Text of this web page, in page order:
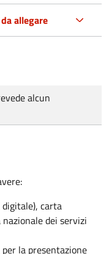
allegare
alcun
carta
dei servizi
la presentazione